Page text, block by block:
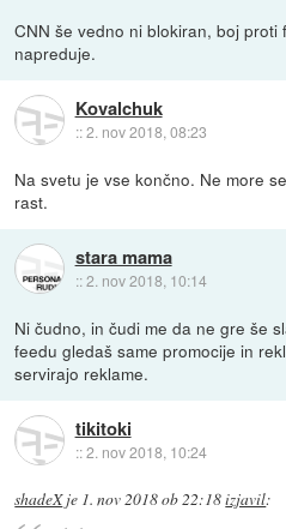
CNN še vedno ni blokiran, boj proti
napreduje.
Kovalchuk
::2. nov 2018, 08:23
Na svetu je vse končno. Ne more
rast.
stara mama
::2. nov 2018, 10:14
Ni čudno, in čudi me da ne gre še
feedu gledaš same promocije in
servirajo reklame.
tikitoki
::2. nov 2018, 10:24
shadeXje 1. nov 2018 ob 22:18izjavil: